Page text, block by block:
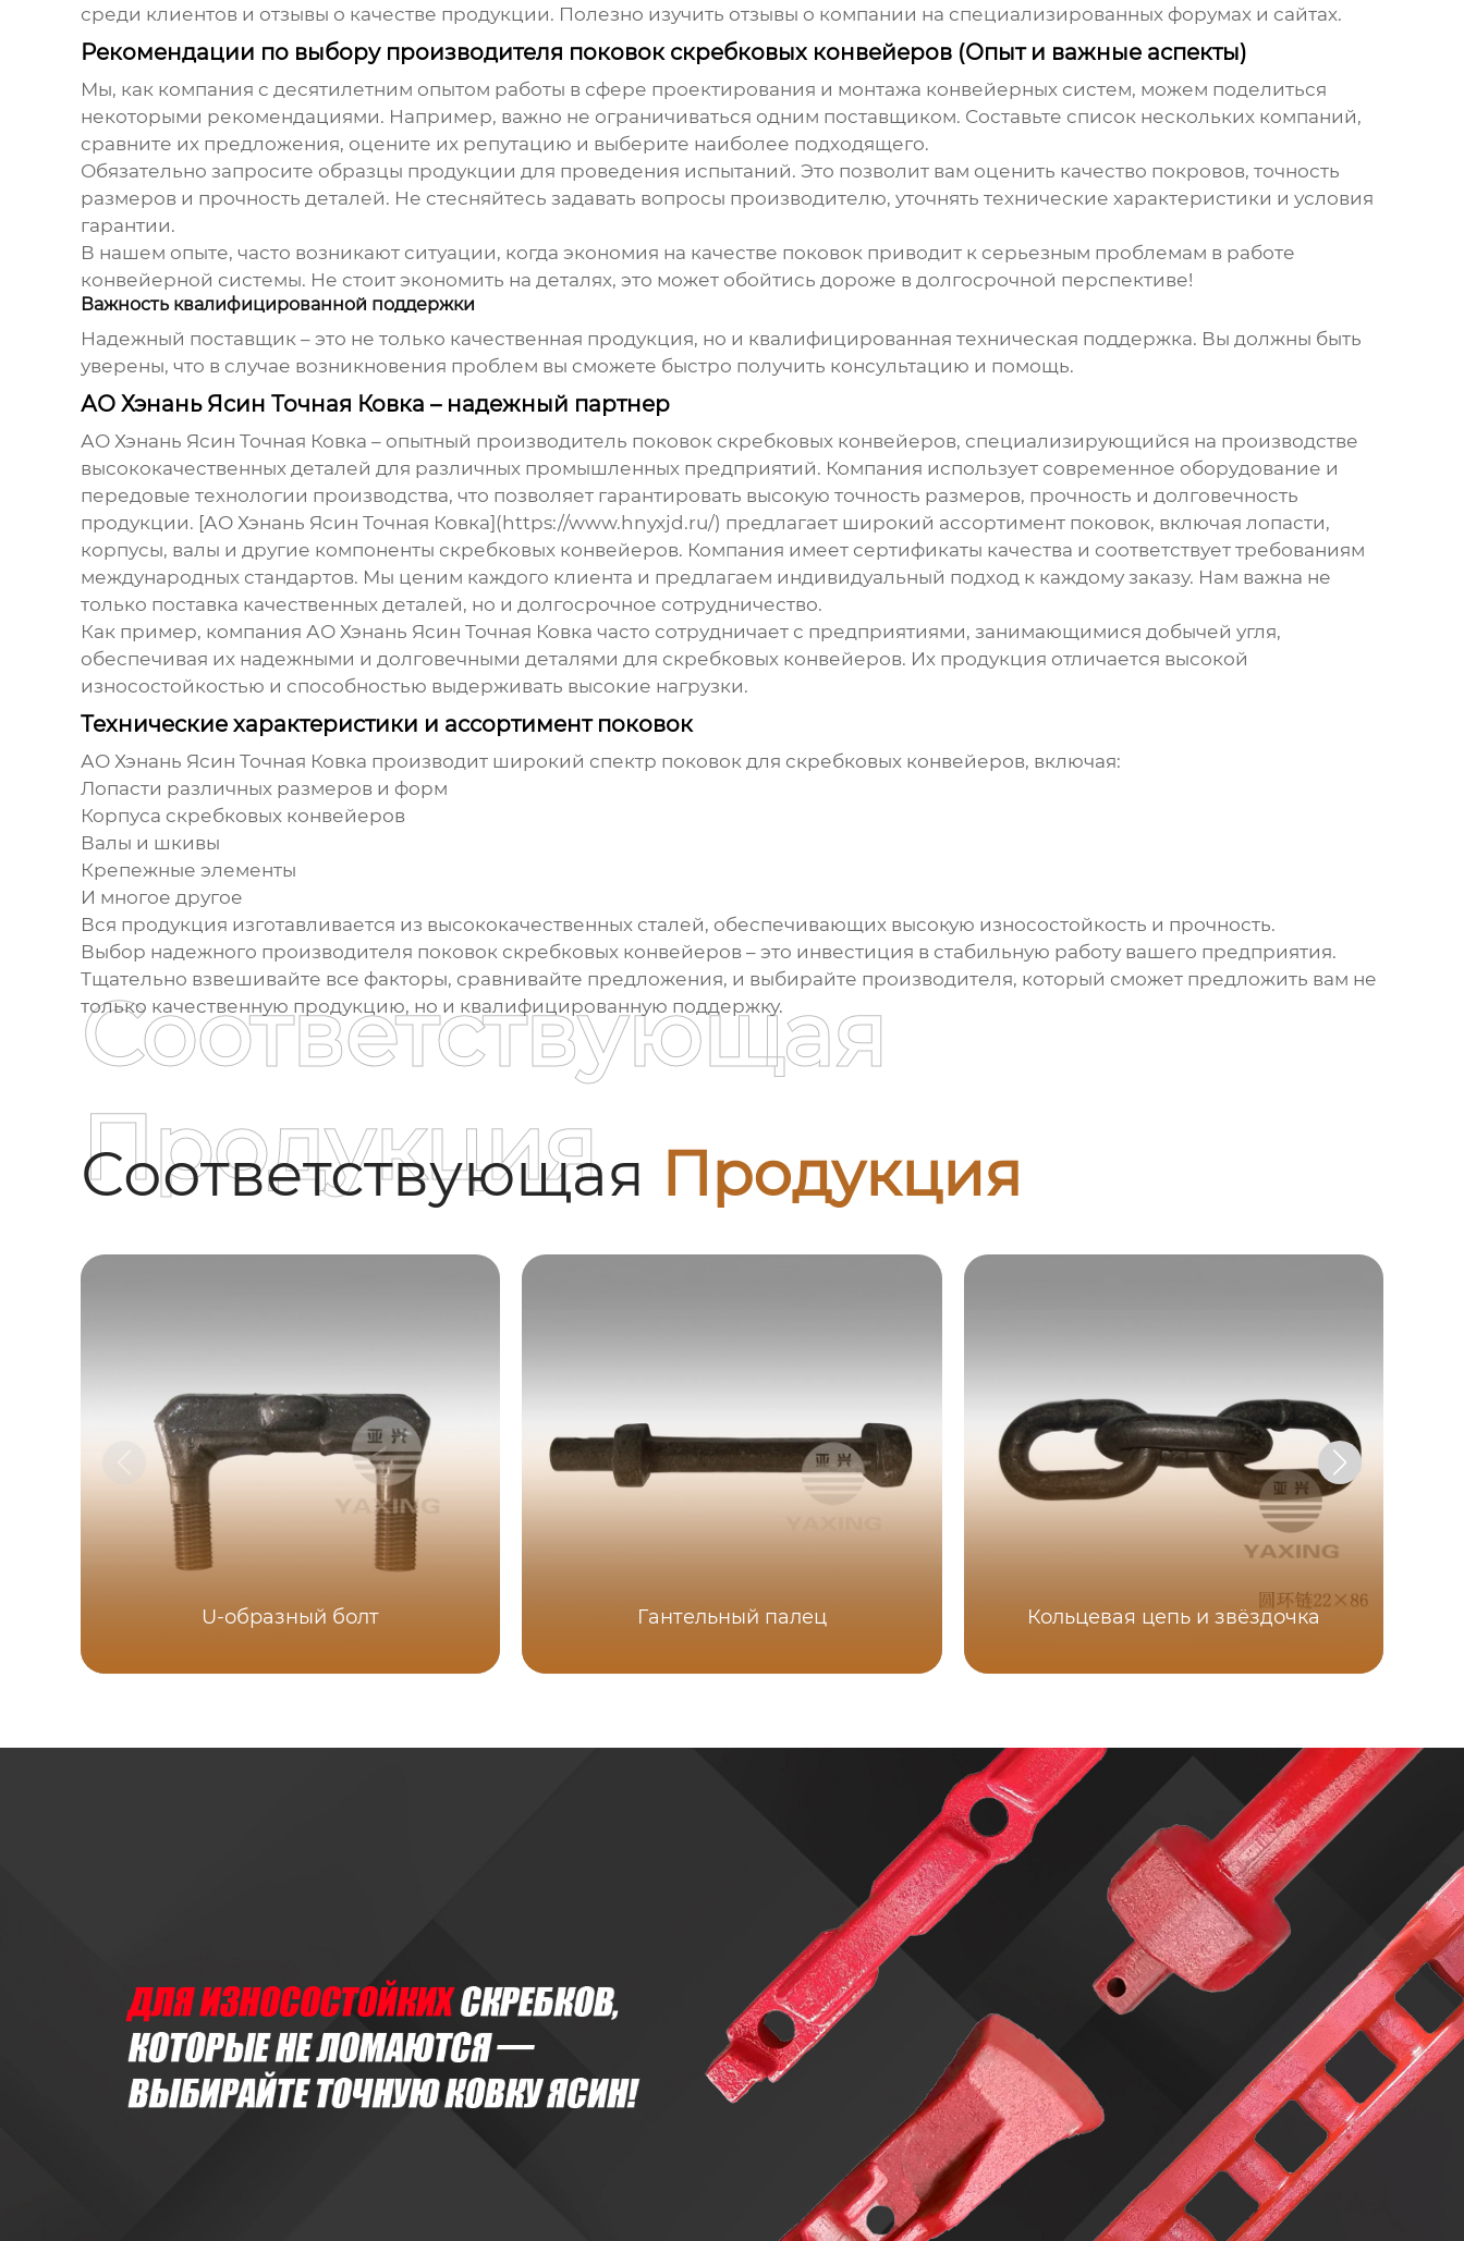
среди клиентов и отзывы о качестве продукции. Полезно изучить отзывы о компании на специализированных форумах и сайтах.
Рекомендации по выбору производителя поковок скребковых конвейеров (Опыт и важные аспекты)
Мы, как компания с десятилетним опытом работы в сфере проектирования и монтажа конвейерных систем, можем поделиться
некоторыми рекомендациями. Например, важно не ограничиваться одним поставщиком. Составьте список нескольких компаний,
сравните их предложения, оцените их репутацию и выберите наиболее подходящего.
Обязательно запросите образцы продукции для проведения испытаний. Это позволит вам оценить качество покровов, точность
размеров и прочность деталей. Не стесняйтесь задавать вопросы производителю, уточнять технические характеристики и условия
гарантии.
В нашем опыте, часто возникают ситуации, когда экономия на качестве поковок приводит к серьезным проблемам в работе
конвейерной системы. Не стоит экономить на деталях, это может обойтись дороже в долгосрочной перспективе!
Важность квалифицированной поддержки
Надежный поставщик – это не только качественная продукция, но и квалифицированная техническая поддержка. Вы должны быть
уверены, что в случае возникновения проблем вы сможете быстро получить консультацию и помощь.
АО Хэнань Ясин Точная Ковка – надежный партнер
АО Хэнань Ясин Точная Ковка – опытный производитель поковок скребковых конвейеров, специализирующийся на производстве
высококачественных деталей для различных промышленных предприятий. Компания использует современное оборудование и
передовые технологии производства, что позволяет гарантировать высокую точность размеров, прочность и долговечность
продукции. [АО Хэнань Ясин Точная Ковка](https://www.hnyxjd.ru/) предлагает широкий ассортимент поковок, включая лопасти,
корпусы, валы и другие компоненты скребковых конвейеров. Компания имеет сертификаты качества и соответствует требованиям
международных стандартов. Мы ценим каждого клиента и предлагаем индивидуальный подход к каждому заказу. Нам важна не
только поставка качественных деталей, но и долгосрочное сотрудничество.
Как пример, компания АО Хэнань Ясин Точная Ковка часто сотрудничает с предприятиями, занимающимися добычей угля,
обеспечивая их надежными и долговечными деталями для скребковых конвейеров. Их продукция отличается высокой
износостойкостью и способностью выдерживать высокие нагрузки.
Технические характеристики и ассортимент поковок
АО Хэнань Ясин Точная Ковка производит широкий спектр поковок для скребковых конвейеров, включая:
Лопасти различных размеров и форм
Корпуса скребковых конвейеров
Валы и шкивы
Крепежные элементы
И многое другое
Вся продукция изготавливается из высококачественных сталей, обеспечивающих высокую износостойкость и прочность.
Выбор надежного производителя поковок скребковых конвейеров– это инвестиция в стабильную работу вашего предприятия.
Тщательно взвешивайте все факторы, сравнивайте предложения, и выбирайте производителя, который сможет предложить вам не
только качественную продукцию, но и квалифицированную поддержку.
Соответствующая Продукция
Соответствующая
Продукция
U-образный болт Гантельный палец Кольцевая цепь и звёздочка